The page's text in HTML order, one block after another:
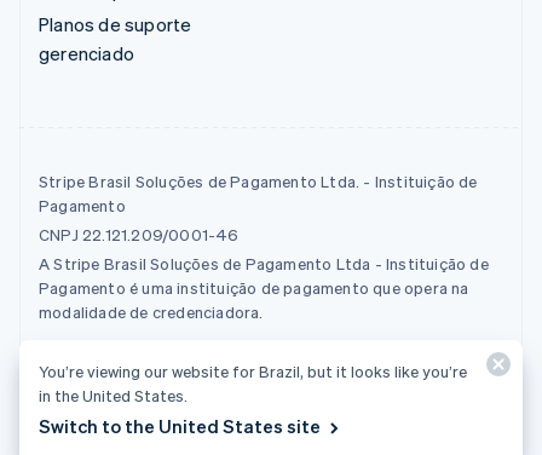
Planos de suporte
gerenciado
Stripe Brasil Soluções de Pagamento Ltda. - Instituição de
Pagamento
CNPJ 22.121.209/0001-46
A Stripe Brasil Soluções de Pagamento Ltda - Instituição de
Pagamento é uma instituição de pagamento que opera na
modalidade de credenciadora.
© 2026 Stripe, LLC
You’re viewing our website for Brazil, but it looks like you’re
in the United States.
Switch to the United States site